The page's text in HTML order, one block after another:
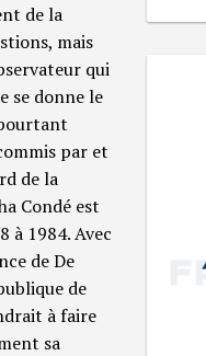
de la
mais
qui
se donne le
par et
de la
Condé est
à 1984. Avec
de De
de
à faire
sa